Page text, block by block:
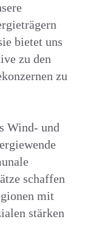
bietet uns
zu den
zu
Wind- und
schaffen
mit
stärken